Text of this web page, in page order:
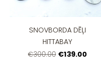
SNOVBORDA DĒĻI
HITTABAY
€300.00 €139.00